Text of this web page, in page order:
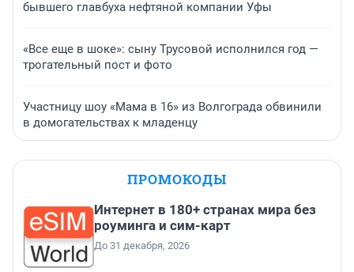
бывшего главбуха нефтяной компании Уфы
«Все еще в шоке»: сыну Трусовой исполнился год —
трогательный пост и фото
Участницу шоу «Мама в 16» из Волгограда обвинили
в домогательствах к младенцу
ПРОМОКОДЫ
Интернет в 180+ странах мира без
роуминга и сим-карт
До 31 декабря, 2026